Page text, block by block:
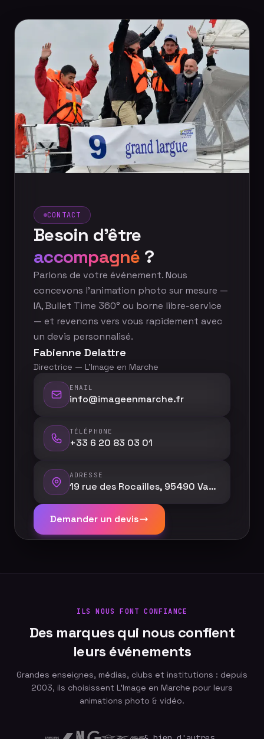
CONTACT
Besoin d'être
accompagné ?
Parlons de votre événement. Nous
concevons l'animation photo sur mesure —
IA, Bullet Time 360° ou borne libre-service
— et revenons vers vous rapidement avec
un devis personnalisé.
Fabienne Delattre
Directrice — L'Image en Marche
EMAIL
info@imageenmarche.fr
TÉLÉPHONE
+33 6 20 83 03 01
ADRESSE
19 rue des Rocailles, 95490 Vauréal
Demander un devis
ILS NOUS FONT CONFIANCE
Des marques qui nous confient
leurs événements
Grandes enseignes, médias, clubs et institutions : depuis
2003, ils choisissent L'Image en Marche pour leurs
animations photo & vidéo.